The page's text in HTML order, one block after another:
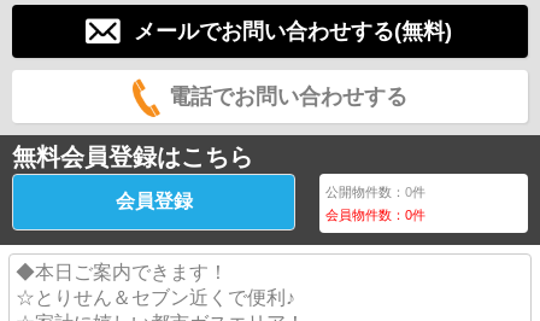
メールでお問い合わせする(無料)
電話でお問い合わせする
無料会員登録はこちら
会員登録 公開物件数：0件
会員物件数：0件
◆本日ご案内できます！
☆とりせん＆セブン近くで便利♪